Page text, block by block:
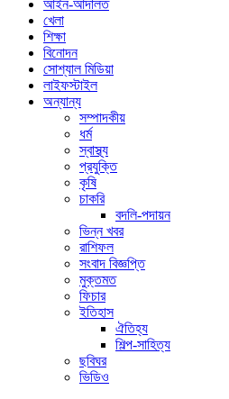
আইন-আদালত
খেলা
শিক্ষা
বিনোদন
সোশ্যাল মিডিয়া
লাইফস্টাইল
অন্যান্য
সম্পাদকীয়
ধর্ম
স্বাস্থ্য
প্রযুক্তি
কৃষি
চাকরি
বদলি-পদায়ন
ভিন্ন খবর
রাশিফল
সংবাদ বিজ্ঞপ্তি
মুক্তমত
ফিচার
ইতিহাস
ঐতিহ্য
শিল্প-সাহিত্য
ছবিঘর
ভিডিও